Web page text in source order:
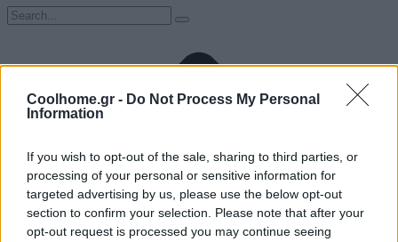
Coolhome.gr - Do Not Process My Personal
Information
If you wish to opt-out of the sale, sharing to third parties, or
processing of your personal or sensitive information for
targeted advertising by us, please use the below opt-out
section to confirm your selection. Please note that after your
opt-out request is processed you may continue seeing